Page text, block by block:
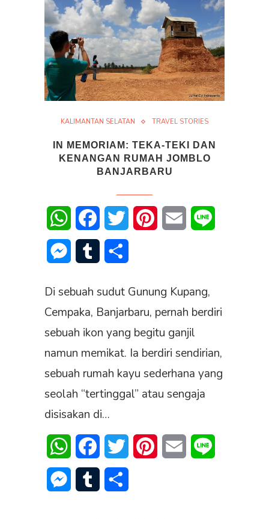
KALIMANTAN SELATAN TRAVEL STORIES
IN MEMORIAM: TEKA-TEKI DAN
KENANGAN RUMAH JOMBLO
BANJARBARU
WhatsAppFacebookTwitter PinterestEmail
Messenger
Tumblr
Di sebuah sudut Gunung Kupang,
Cempaka, Banjarbaru, pernah berdiri
sebuah ikon yang begitu ganjil
namun memikat. Ia berdiri sendirian,
sebuah rumah kayu sederhana yang
seolah “tertinggal” atau sengaja
disisakan di…
WhatsAppFacebookTwitter PinterestEmail
Messenger
Tumblr